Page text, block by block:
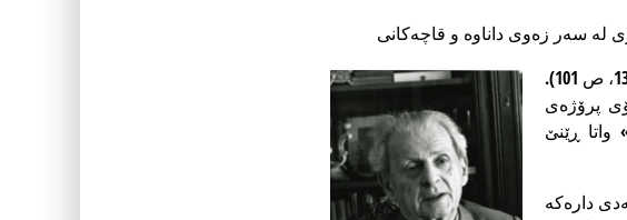
سەر زەوی داناوە و قاچەکانی
خستۆتە ئاسمانەوە ، کە لە ئاکامدا جیهان سەراوبن بەدی دەکات (احمدی، 1382، ص 101).
پرۆژەی
ڕێنێ
دارەکە